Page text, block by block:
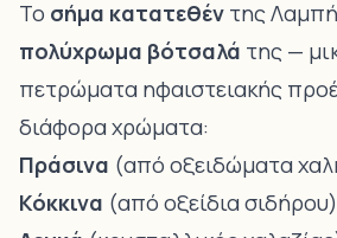
Το σήμα κατατεθέν της
πολύχρωμα βότσαλά της —
πετρώματα ηφαιστειακής
διάφορα χρώματα:
Πράσινα (από οξειδώματα
Κόκκινα (από οξείδια